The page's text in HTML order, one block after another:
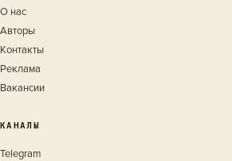
О нас
Авторы
Контакты
Реклама
Вакансии
КАНАЛЫ
Telegram